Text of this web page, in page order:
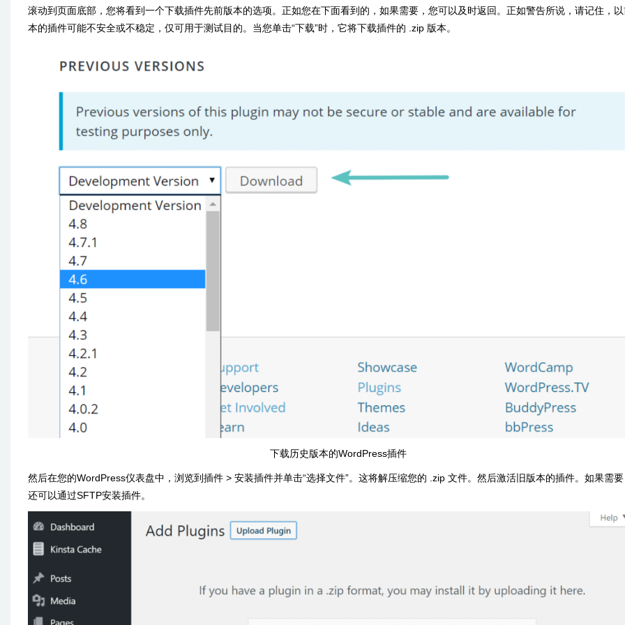
滚动到页面底部，您将看到一个下载插件先前版本的选项。正如您在下面看到的，如果需要，您可以及时返回。正如警告所说，请记住，
本的插件可能不安全或不稳定，仅可用于测试目的。当您单击“下载”时，它将下载插件的 .zip 版本。
下载历史版本的WordPress插件
然后在您的WordPress仪表盘中，浏览到插件 > 安装插件并单击“选择文件”。这将解压缩您的 .zip 文件。然后激活旧版本的插件。如果需
还可以通过SFTP安装插件。